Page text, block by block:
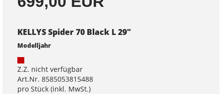
KELLYS Spider 70 Black L 29"
Modelljahr
Z.Z. nicht verfügbar
Art.Nr. 8585053815488
pro Stück (inkl. MwSt.)